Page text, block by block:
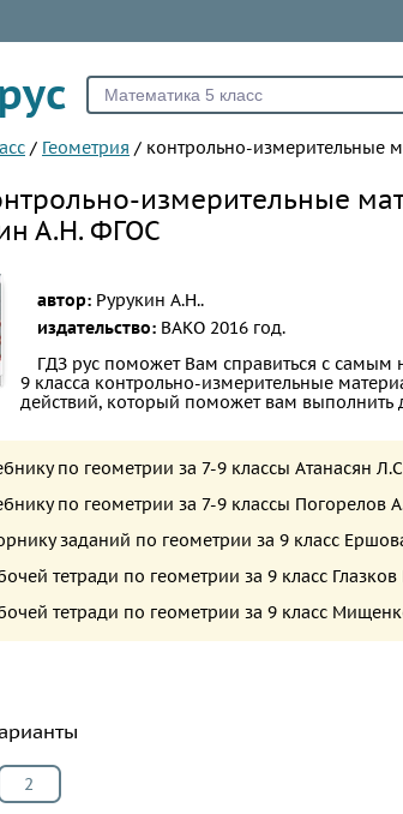
/ Геометрия / контрольно-измерительные
измерительные
А.Н. ФГОС
автор: Рурукин А.Н..
издательство: ВАКО 2016 год.
ГДЗ рус поможет Вам справиться с
9 класса контрольно-измерительные
действий, который поможет вам
по геометрии за 7-9 классы Атанасян
по геометрии за 7-9 классы Погорелов
заданий по геометрии за 9 класс
тетради по геометрии за 9 класс
тетради по геометрии за 9 класс
2